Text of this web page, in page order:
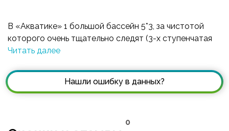
В «Акватике» 1 большой бассейн 5*3, за чистотой
которого очень тщательно следят (3-х ступенчатая
очистка воды, автоматическая станция дозации
Комфортно: Пеленальные столы, манежи, детские
стульчики во всех раздевалках. Игровая детская зона
раздевалки для детей разного пола, собственные
Читать далее
Нашли ошибку в данных?
0